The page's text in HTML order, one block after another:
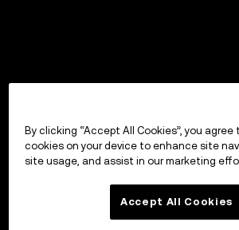
By clicking “Accept All Cookies”, you
cookies on your device to enhance site
site usage, and assist in our marketing
Accept All Cookies